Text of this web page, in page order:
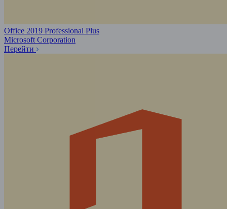
Office 2019 Professional Plus
Microsoft Corporation
Перейти